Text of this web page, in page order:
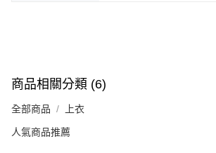
商品相關分類 (6)
全部商品 上衣
人氣商品推薦